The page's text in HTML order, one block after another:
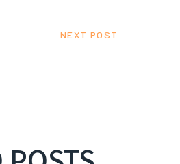
NEXT POST